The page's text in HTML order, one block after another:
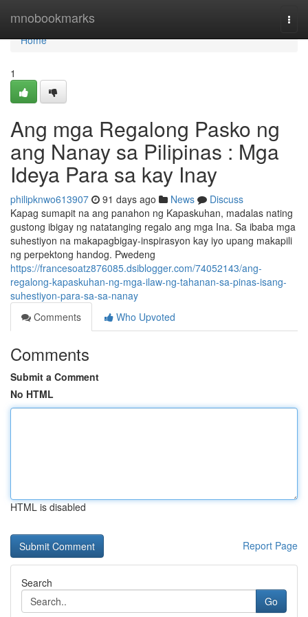
mnobookmarks
Home
Home
1
Ang mga Regalong Pasko ng
ang Nanay sa Pilipinas : Mga
Ideya Para sa kay Inay
philipknwo613907 91 days ago News
Discuss
Kapag sumapit na ang panahon ng Kapaskuhan, madalas nating
gustong ibigay ng natatanging regalo ang mga Ina. Sa ibaba mga
suhestiyon na makapagbigay-inspirasyon kay iyo upang makapili
ng perpektong handog. Pwedeng
https://francesoatz876085.dsiblogger.com/74052143/ang-
regalong-kapaskuhan-ng-mga-ilaw-ng-tahanan-sa-pinas-isang-
suhestiyon-para-sa-sa-nanay
Comments
Who Upvoted
Comments
Submit a Comment
No HTML
HTML is disabled
Report Page
Search
Go